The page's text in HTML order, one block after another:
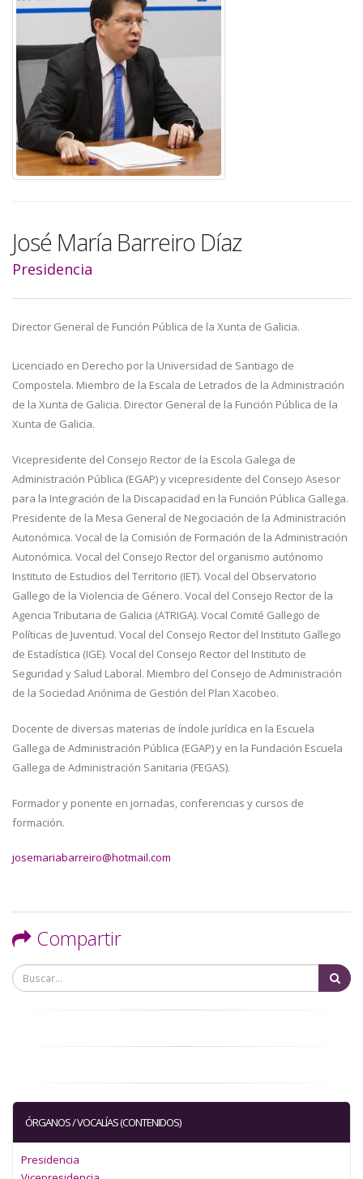
a
la
navegación
José María Barreiro Díaz
Presidencia
Director General de Función Pública de la Xunta de Galicia.
Licenciado en Derecho por la Universidad de Santiago de
Compostela. Miembro de la Escala de Letrados de la Administración
de la Xunta de Galicia. Director General de la Función Pública de la
Xunta de Galicia.
Vicepresidente del Consejo Rector de la Escola Galega de
Administración Pública (EGAP) y vicepresidente del Consejo Asesor
para la Integración de la Discapacidad en la Función Pública Gallega.
Presidente de la Mesa General de Negociación de la Administración
Autonómica. Vocal de la Comisión de Formación de la Administración
Autonómica. Vocal del Consejo Rector del organismo autónomo
Instituto de Estudios del Territorio (IET). Vocal del Observatorio
Gallego de la Violencia de Género. Vocal del Consejo Rector de la
Agencia Tributaria de Galicia (ATRIGA). Vocal Comité Gallego de
Políticas de Juventud. Vocal del Consejo Rector del Instituto Gallego
de Estadística (IGE). Vocal del Consejo Rector del Instituto de
Seguridad y Salud Laboral. Miembro del Consejo de Administración
de la Sociedad Anónima de Gestión del Plan Xacobeo.
Docente de diversas materias de índole jurídica en la Escuela
Gallega de Administración Pública (EGAP) y en la Fundación Escuela
Gallega de Administración Sanitaria (FEGAS).
Formador y ponente en jornadas, conferencias y cursos de
formación.
josemariabarreiro@hotmail.com
Compartir
ÓRGANOS / VOCALÍAS (CONTENIDOS)
Presidencia